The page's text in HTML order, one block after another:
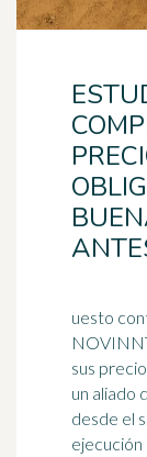
uesto
sus
un aliado
desde el